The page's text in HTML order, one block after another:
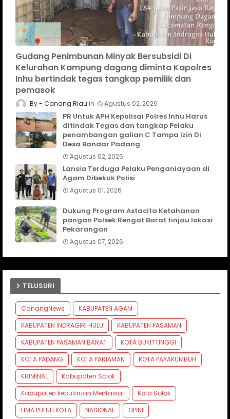
Gudang Penimbunan Minyak Bersubsidi Di
Kelurahan Kampung dagang diminta Kapolres
Inhu bertindak tegas tangkap pemilik dan
pemasok
Canang Riau Agustus 02, 2026
PR Untuk APH Kepolisai Polres Inhu Harus
ditindak Tegas dan tangkap Pelaku
penambangan galian C Tampa izin Di
Desa Bandar Padang
Agustus 02, 2026
Lansia Terduga Pelaku Penganiayaan di
Agam Dibekuk Polisi
Agustus 01, 2026
Dukung Program Astacita Ketahanan
pangan Polsek Rengat Barat tinjau lokasi
Pekarangan
Agustus 07, 2026
TELUSURI
CanangNews
KABUPATEN AGAM
KABUPATEN INDRAGIRI HULU
KABUPATEN PASAMAN
KABUPATEN PASAMAN BARAT
KOTA BUKITTINGGI
KOTA PADANG
KOTA PARIAMAN
KOTA PAYAKUMBUH
KRIMINAL
Kabupaten Solok
Kabupaten kepulauan Mentawai
Kota Solok
LIMA PULUH KOTA
NASIONAL
OPINI